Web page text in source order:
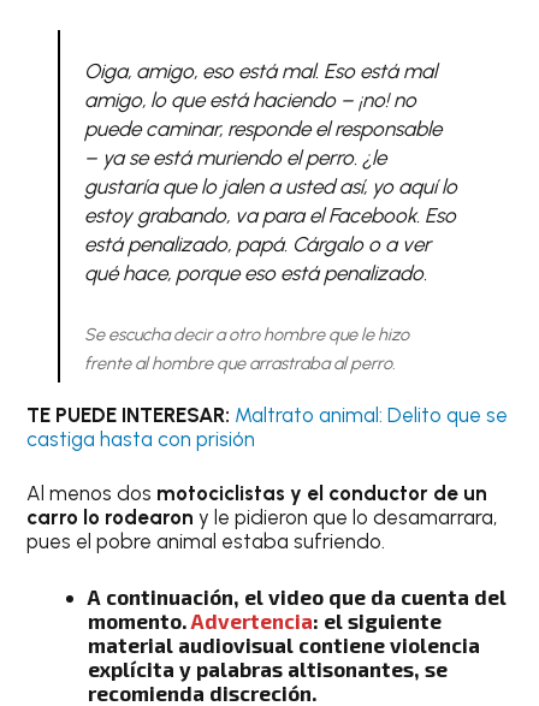
Oiga, amigo, eso está mal. Eso está mal
amigo, lo que está haciendo – ¡no! no
puede caminar, responde el responsable
– ya se está muriendo el perro. ¿le
gustaría que lo jalen a usted así, yo aquí lo
estoy grabando, va para el Facebook. Eso
está penalizado, papá. Cárgalo o a ver
qué hace, porque eso está penalizado.
Se escucha decir a otro hombre que le hizo
frente al hombre que arrastraba al perro.
TE PUEDE INTERESAR: Maltrato animal: Delito que se
castiga hasta con prisión
Al menos dos motociclistas y el conductor de un
carro lo rodearon y le pidieron que lo desamarrara,
pues el pobre animal estaba sufriendo.
A continuación, el video que da cuenta del
momento.Advertencia: el siguiente
material audiovisual contiene violencia
explícita y palabras altisonantes, se
recomienda discreción.